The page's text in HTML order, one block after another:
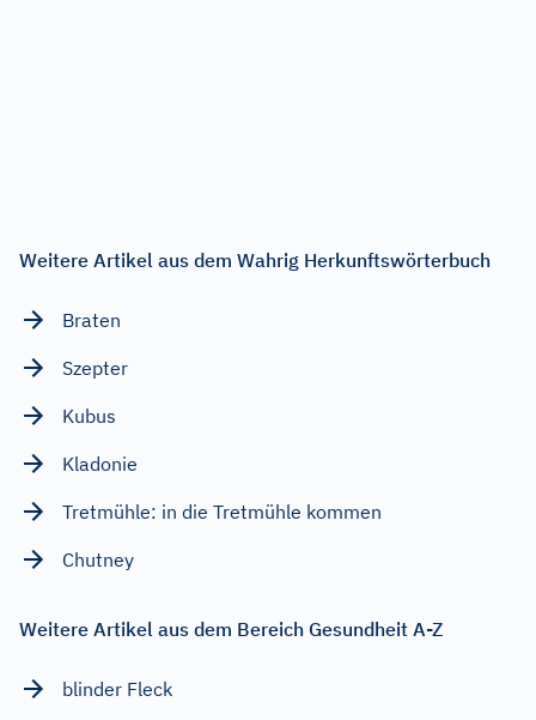
Weitere Artikel aus dem Wahrig Herkunftswörterbuch
Braten
Szepter
Kubus
Kladonie
Tretmühle: in die Tretmühle kommen
Chutney
Weitere Artikel aus dem Bereich Gesundheit A-Z
blinder Fleck